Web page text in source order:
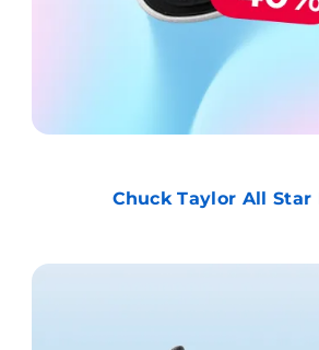
Chuck Taylor All Star